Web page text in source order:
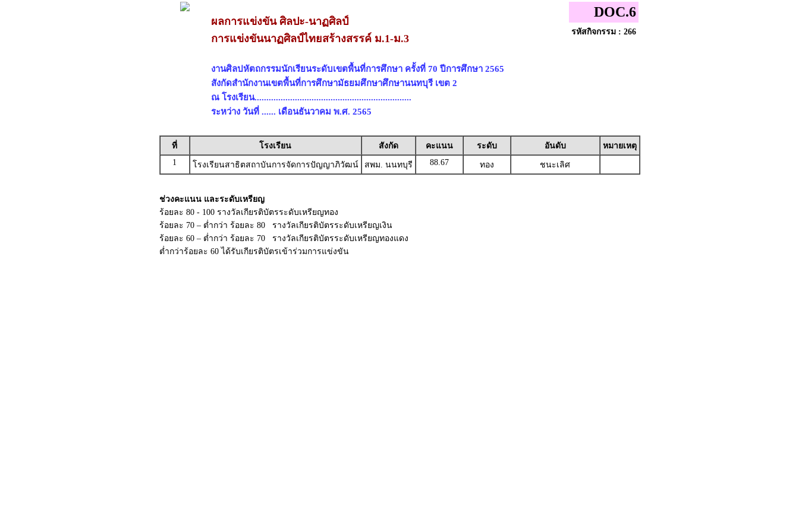
ผลการแข่งขัน ศิลปะ-นาฏศิลป์
การแข่งขันนาฏศิลป์ไทยสร้างสรรค์ ม.1-ม.3
งานศิลปหัตถกรรมนักเรียนระดับเขตพื้นที่การศึกษา ครั้งที่ 70 ปีการศึกษา 2565
สังกัดสำนักงานเขตพื้นที่การศึกษามัธยมศึกษาศึกษานนทบุรี เขต 2
ณ โรงเรียน..................................................................
ระหว่าง วันที่ ...... เดือนธันวาคม พ.ศ. 2565
DOC.6
รหัสกิจกรรม : 266
ที่ โรงเรียน สังกัด คะแนน ระดับ อันดับ
หมายเหตุ
1
โรงเรียนสาธิตสถาบันการจัดการปัญญาภิวัฒน์ สพม. นนทบุรี 88.67 ทอง ชนะเลิศ
ช่วงคะแนน และระดับเหรียญ
ร้อยละ 80 - 100 รางวัลเกียรติบัตรระดับเหรียญทอง
ร้อยละ 70 – ต่ำกว่า ร้อยละ 80 รางวัลเกียรติบัตรระดับเหรียญเงิน
ร้อยละ 60 – ต่ำกว่า ร้อยละ 70 รางวัลเกียรติบัตรระดับเหรียญทองแดง
ต่ำกว่าร้อยละ 60 ได้รับเกียรติบัตรเข้าร่วมการแข่งขัน